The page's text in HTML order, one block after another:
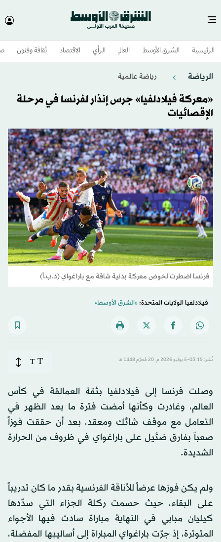
الرئيسية الشرق الأوسط​ العالم الرأي الاقتصاد ثقافة وفنون
الرياضة رياضة عالمية
«معركة فيلادلفيا» جرس إنذار لفرنسا في مرحلة
الإقصائيات
فرنسا اضطرت لخوض معركة بدنية شاقة مع باراغواي (د.ب.أ)
فيلادلفيا الولايات المتحدة:«الشرق الأوسط»
نُشر: 03:19-5 يوليو 2026 م ـ 20 مُحرَّم 1448 هـ T
T
وصلت فرنسا إلى فيلادلفيا بثقة العمالقة في كأس
العالم، وغادرت وكأنها أمضت فترة ما بعد الظهر في
التعامل مع موقف شائك ومعقد، بعد أن حققت فوزاً
صعباً بفارق ضئيل على باراغواي في ظروف من الحرارة
الشديدة.
ولم يكن فوزها عرضاً للأناقة الفرنسية بقدر ما كان تدريباً
على البقاء، حيث حسمت ركلة الجزاء التي سدّدها
كيليان مبابي في النهاية مباراة سادت فيها الأجواء
المتوترة، إذ جرّت باراغواي المباراة إلى أساليبها المفضلة،